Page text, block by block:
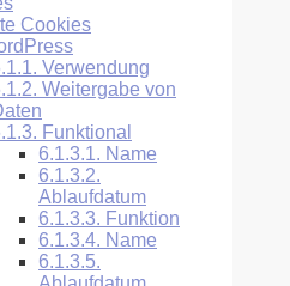
Cookies
Verwendung
Weitergabe von
Funktional
6.1.3.1. Name
6.1.3.2.
Ablaufdatum
6.1.3.3. Funktion
6.1.3.4. Name
6.1.3.5.